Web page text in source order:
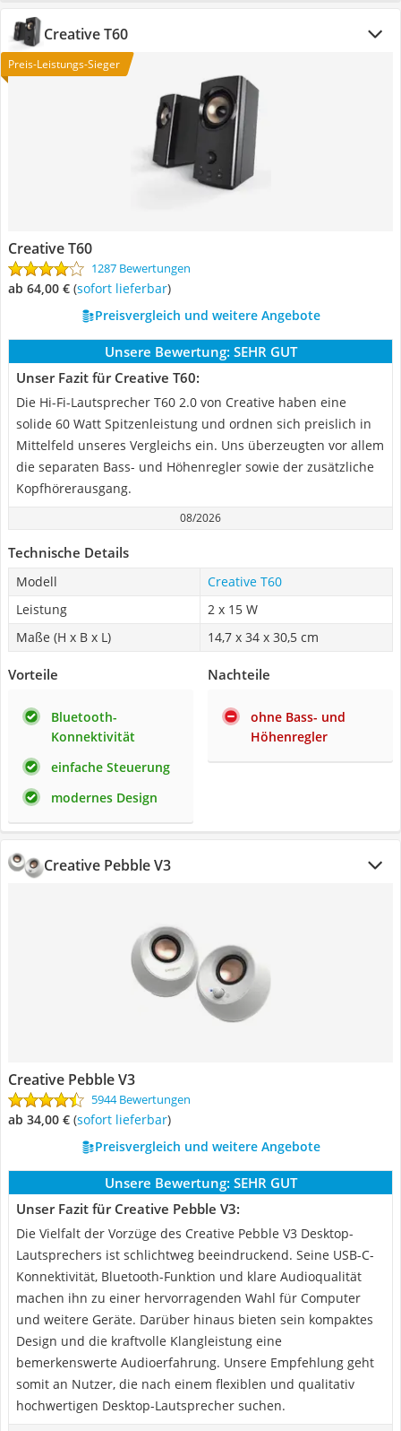
Creative T60
Preis-Leistungs-Sieger
Creative T60
1287 Bewertungen
ab 64,00 € ( Sofort lieferbar)
Preisvergleich und weitere Angebote
Unsere Bewertung: SEHR GUT
Unser Fazit für Creative T60:
Die Hi-Fi-Lautsprecher T60 2.0 von Creative haben eine
solide 60 Watt Spitzenleistung und ordnen sich preislich in
Mittelfeld unseres Vergleichs ein. Uns überzeugten vor allem
die separaten Bass- und Höhenregler sowie der zusätzliche
Kopfhörerausgang.
08/2026
Technische Details
Modell
Creative T60
Leistung
2 x 15 W
Maße (H x B x L)
14,7 x 34 x 30,5 cm
Vorteile
Bluetooth-
Konnektivität
einfache Steuerung
modernes Design
Nachteile
ohne Bass- und
Höhenregler
Creative Pebble V3
Creative Pebble V3
5944 Bewertungen
ab 34,00 € ( Sofort lieferbar)
Preisvergleich und weitere Angebote
Unsere Bewertung: SEHR GUT
Unser Fazit für Creative Pebble V3:
Die Vielfalt der Vorzüge des Creative Pebble V3 Desktop-
Lautsprechers ist schlichtweg beeindruckend. Seine USB-C-
Konnektivität, Bluetooth-Funktion und klare Audioqualität
machen ihn zu einer hervorragenden Wahl für Computer
und weitere Geräte. Darüber hinaus bieten sein kompaktes
Design und die kraftvolle Klangleistung eine
bemerkenswerte Audioerfahrung. Unsere Empfehlung geht
somit an Nutzer, die nach einem flexiblen und qualitativ
hochwertigen Desktop-Lautsprecher suchen.